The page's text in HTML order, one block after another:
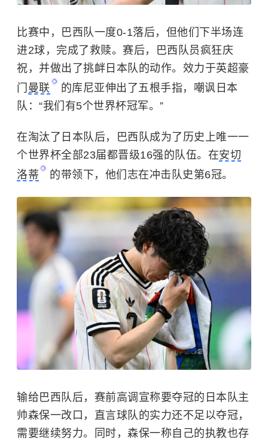
比赛中，巴西队一度0-1落后，但他们下半场连
进2球，完成了救赎。赛后，巴西队员疯狂庆
祝，并做出了挑衅日本队的动作。效力于英超豪
门 曼联
的库尼亚伸出了五根手指，嘲讽日本
队：“我们有5个世界杯冠军。”
在淘汰了日本队后，巴西队成为了历史上唯一一
个世界杯全部23届都晋级16强的队伍。在安切
洛蒂
的带领下，他们志在冲击队史第6冠。
输给巴西队后，赛前高调宣称要夺冠的日本队主
帅森保一改口，直言球队的实力还不足以夺冠，
需要继续努力。同时，森保一称自己的执教也存